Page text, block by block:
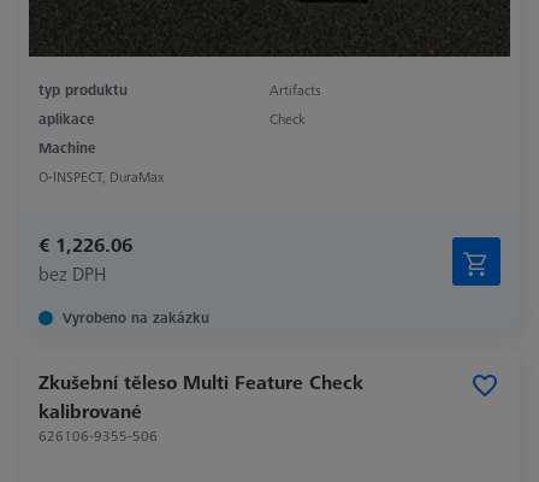
typ produktu
Artifacts
aplikace
Check
Machine
O-INSPECT, DuraMax
€ 1,226.06
bez DPH
Vyrobeno na zakázku
Zkušební těleso Multi Feature Check
kalibrované
626106-9355-506